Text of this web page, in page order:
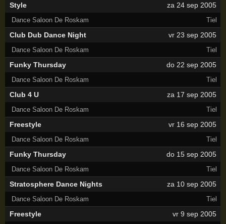
Style za 24 sep 2005
Dance Saloon De Roskam Tiel
Club Dub Dance Night vr 23 sep 2005
Dance Saloon De Roskam Tiel
Funky Thursday do 22 sep 2005
Dance Saloon De Roskam Tiel
Club 4 U za 17 sep 2005
Dance Saloon De Roskam Tiel
Freestyle vr 16 sep 2005
Dance Saloon De Roskam Tiel
Funky Thursday do 15 sep 2005
Dance Saloon De Roskam Tiel
Stratosphere Dance Nights za 10 sep 2005
Dance Saloon De Roskam Tiel
Freestyle vr 9 sep 2005